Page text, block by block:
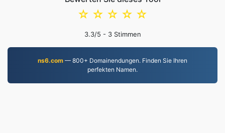
☆
☆
☆
☆
☆
3.3/5 - 3Stimmen
ns6.com — 800+ Domainendungen. Finden Sie Ihren
perfekten Namen.